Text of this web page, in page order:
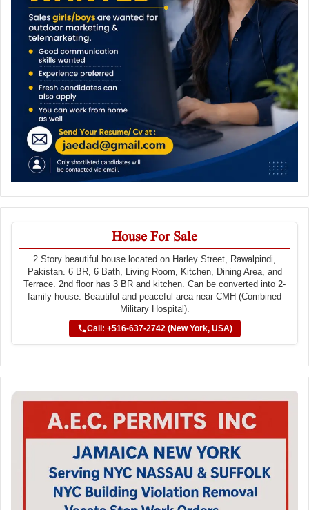
House For Sale
2 Story beautiful house located on Harley Street, Rawalpindi,
Pakistan. 6 BR, 6 Bath, Living Room, Kitchen, Dining Area, and
Terrace. 2nd floor has 3 BR and kitchen. Can be converted into 2-
family house. Beautiful and peaceful area near CMH (Combined
Military Hospital).
Call: +516-637-2742 (New York, USA)